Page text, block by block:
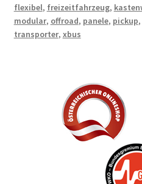
flexibel, freizeitfahrzeug,
modular, offroad, panele, pickup,
transporter, xbus